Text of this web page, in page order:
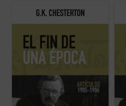
Este volumen, realizado en colaboración
con el Club Chesterton de la Universidad
estos tiempos de desconcierto y asfixia, el
vigor y la cordura ...
(ver ficha)
Este
con
vigor